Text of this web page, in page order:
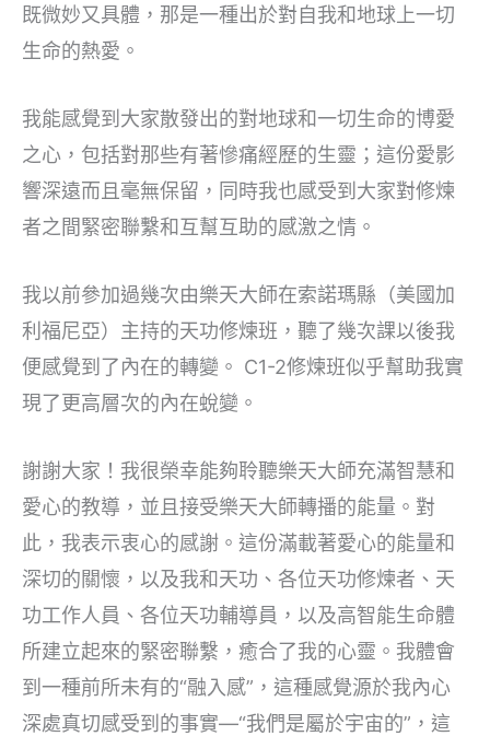
既微妙又具體，那是一種出於對自我和地球上一切
生命的熱愛。
我能感覺到大家散發出的對地球和一切生命的博愛
之心，包括對那些有著慘痛經歷的生靈；這份愛影
響深遠而且毫無保留，同時我也感受到大家對修煉
者之間緊密聯繫和互幫互助的感激之情。
我以前參加過幾次由樂天大師在索諾瑪縣（美國加
利福尼亞）主持的天功修煉班，聽了幾次課以後我
便感覺到了內在的轉變。 C1-2修煉班似乎幫助我實
現了更高層次的內在蛻變。
謝謝大家！我很榮幸能夠聆聽樂天大師充滿智慧和
愛心的教導，並且接受樂天大師轉播的能量。對
此，我表示衷心的感謝。這份滿載著愛心的能量和
深切的關懷，以及我和天功、各位天功修煉者、天
功工作人員、各位天功輔導員，以及高智能生命體
所建立起來的緊密聯繫，癒合了我的心靈。我體會
到一種前所未有的“融入感”，這種感覺源於我內心
深處真切感受到的事實—“我們是屬於宇宙的”，這